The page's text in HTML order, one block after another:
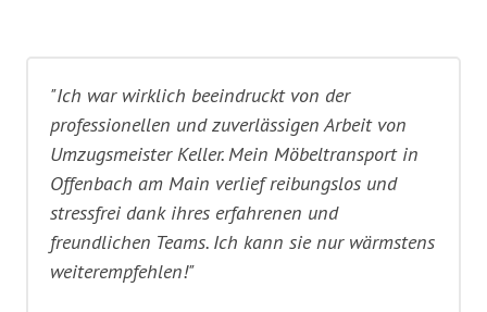
"Ich war wirklich beeindruckt von der
professionellen und zuverlässigen Arbeit von
Umzugsmeister Keller. Mein Möbeltransport in
Offenbach am Main verlief reibungslos und
stressfrei dank ihres erfahrenen und
freundlichen Teams. Ich kann sie nur wärmstens
weiterempfehlen!"